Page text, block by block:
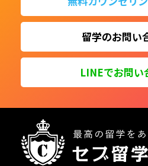
留学のお問い
LINEでお問い